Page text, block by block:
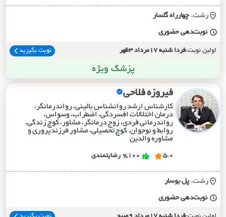
رشت، چهارراه گلسار
نوبت‌دهی حضوری
اولین نوبت:فردا شنبه 17مرداد 3ظهر نوبت بگیرید
پزشک ویژه
فیروزه فلاحی
کارشناس ارشد روانشناس بالینی، رواندرمانگر،
درمان اختلالات افسردگی، اضطراب، وسواس،
رواندرمانی فردی، زوج درمانگر، مشاور، کوچ زندگی،
روابط و نوجوان. کوچ تحصیلی، مشاور فرزندپروری و
مشاوره والدین
5.0
%100 رضایتمندی
رشت، پل بوسار
نوبت‌دهی حضوری